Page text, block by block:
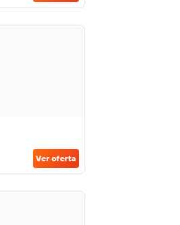
Ver oferta